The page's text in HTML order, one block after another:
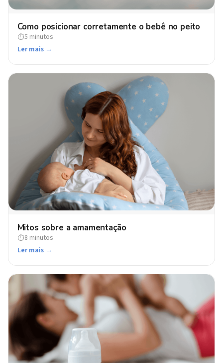
Como posicionar corretamente o bebê no peito
⏱5 minutos
Ler mais →
Mitos sobre a amamentação
⏱8 minutos
Ler mais →